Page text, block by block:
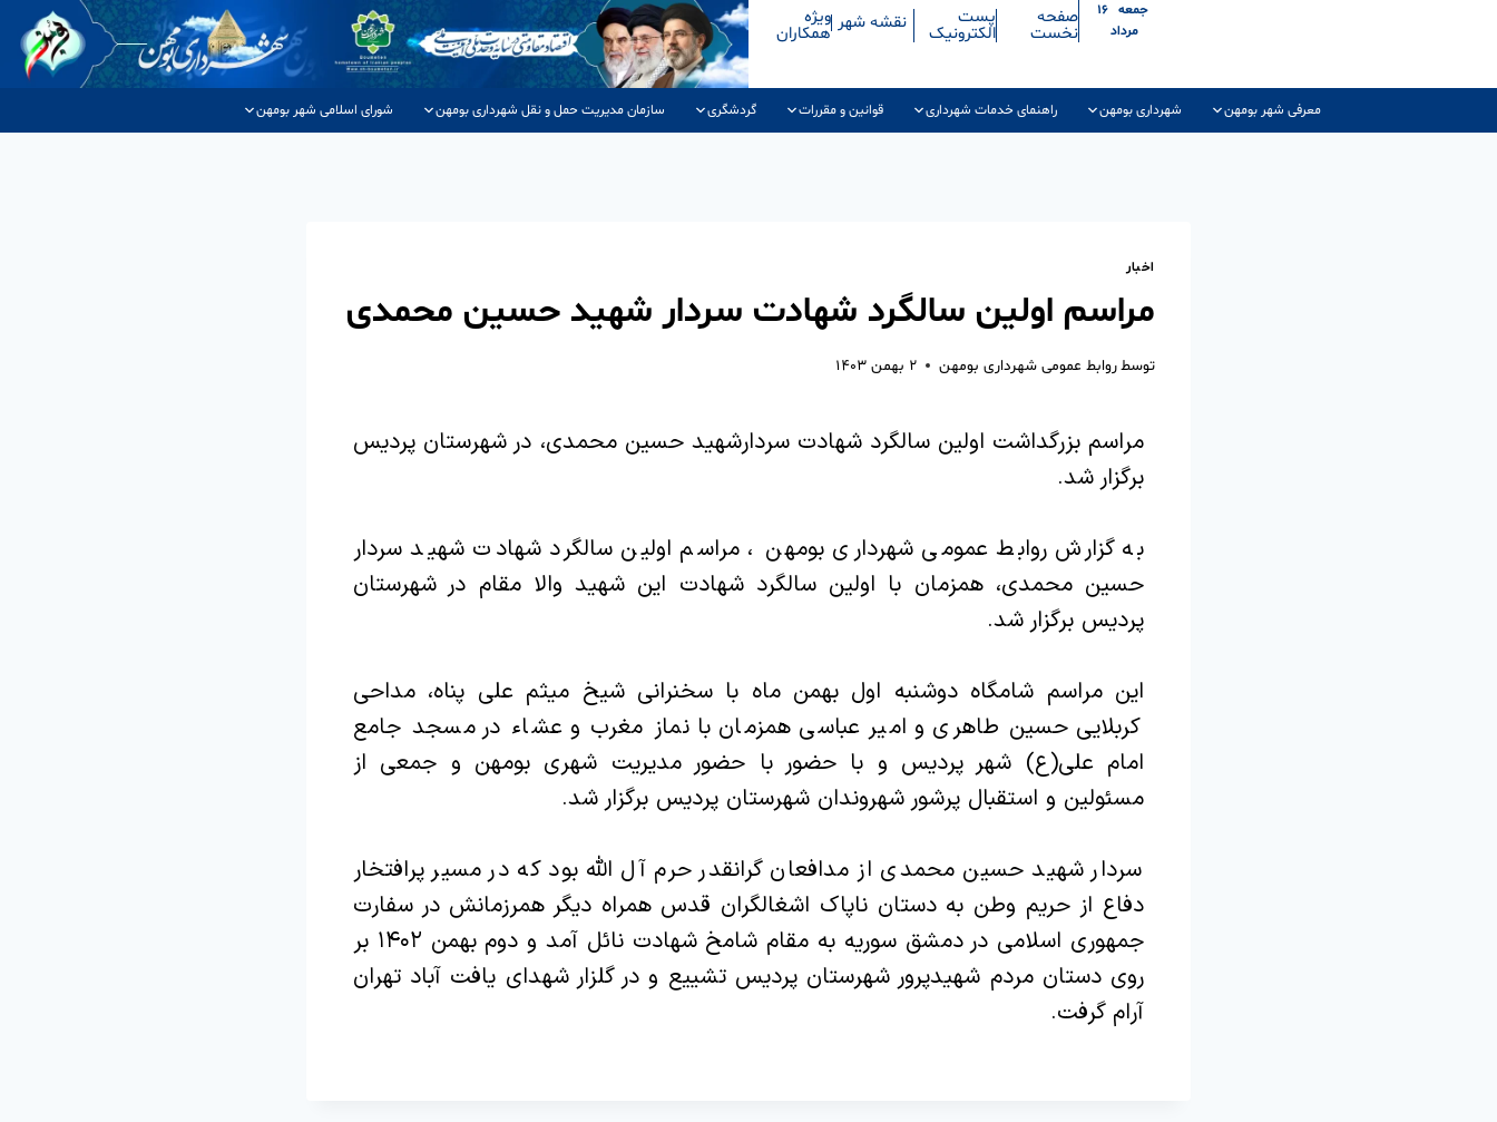
جمعه ۱۶
مرداد
صفحه
نخست
پست
الکترونیک نقشه شهر ویژه
همکاران
معرفی شهر بومهن شهرداری بومهن راهنمای خدمات شهرداری قوانین و مقررات گردشگری سازمان مدیریت حمل و نقل شهرداری بومهن شورای اسلامی شهر بومهن
اخبار
مراسم اولین سالگرد شهادت سردار شهید حسین محمدی
توسطروابط عمومی شهرداری بومهن ۲ بهمن ۱۴۰۳
مراسم بزرگداشت اولین سالگرد شهادت سردارشهید حسین محمدی، در شهرستان پردیس
برگزار شد.
به گزارش روابط عمومی شهرداری بومهن ، مراسم اولین سالگرد شهادت شهید سردار
حسین محمدی، همزمان با اولین سالگرد شهادت این شهید والا مقام در شهرستان
پردیس برگزار شد.
این مراسم شامگاه دوشنبه اول بهمن ماه با سخنرانی شیخ میثم علی پناه، مداحی
کربلایی حسین طاهری و امیر عباسی همزمان با نماز مغرب و عشاء در مسجد جامع
امام علی(ع) شهر پردیس و با حضور با حضور مدیریت شهری بومهن و جمعی از
مسئولین و استقبال پرشور شهروندان شهرستان پردیس برگزار شد.
سردار شهید حسین محمدی از مدافعان گرانقدر حرم آل الله بود که در مسیر پرافتخار
دفاع از حریم وطن به دستان ناپاک اشغالگران قدس همراه دیگر همرزمانش در سفارت
جمهوری اسلامی در دمشق سوریه به مقام شامخ شهادت نائل آمد و دوم بهمن ۱۴۰۲ بر
روی دستان مردم شهیدپرور شهرستان پردیس تشییع و در گلزار شهدای یافت آباد تهران
آرام گرفت.